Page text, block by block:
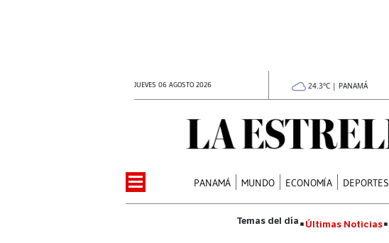
JUEVES 06 AGOSTO 2026 24.3°C | PANAMÁ
PANAMÁ MUNDO ECONOMÍA DEPORTES
Últimas Noticias